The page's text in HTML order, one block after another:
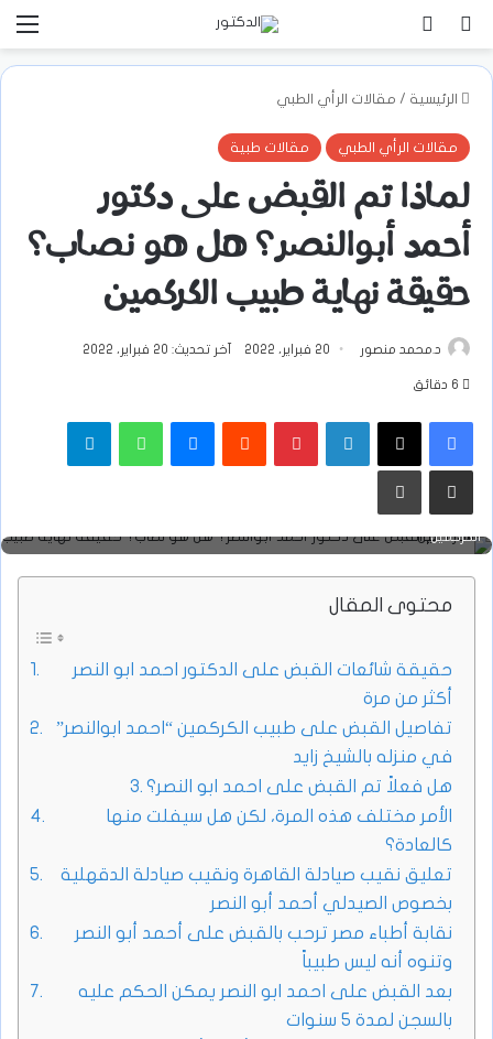
بحث عن
الرئيسية / مقالات الرأي الطبي
مقالات الرأي الطبي مقالات طبية
لماذا تم القبض على دكتور
أحمد أبوالنصر؟ هل هو نصاب؟
حقيقة نهاية طبيب الكركمين
د.محمد منصور 20 فبراير، 2022 آخر تحديث: 20 فبراير، 2022
فيسبوك
‫X لينكدإن بينتيريست ماسنجر واتساب تيلقرام
مشاركة عبر البريد طباعة
لماذا تم القبض على دكتور أحمد أبوالنصر؟ هل هو نصاب؟ حقيقة نهاية طبيب
الكركمين
محتوى المقال
حقيقة شائعات القبض على الدكتور احمد ابو النصر
أكثر من مرة
تفاصيل القبض على طبيب الكركمين “احمد ابوالنصر”
في منزله بالشيخ زايد
هل فعلاً تم القبض على احمد ابو النصر؟
الأمر مختلف هذه المرة، لكن هل سيفلت منها
كالعادة؟
تعليق نقيب صيادلة القاهرة ونقيب صيادلة الدقهلية
بخصوص الصيدلي أحمد أبو النصر
نقابة أطباء مصر ترحب بالقبض على أحمد أبو النصر
وتنوه أنه ليس طبيباً
بعد القبض على احمد ابو النصر يمكن الحكم عليه
بالسجن لمدة 5 سنوات